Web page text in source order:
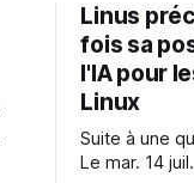
Linus
fois sa
l'IA pour
Linux
Suite à une
Le mar. 14